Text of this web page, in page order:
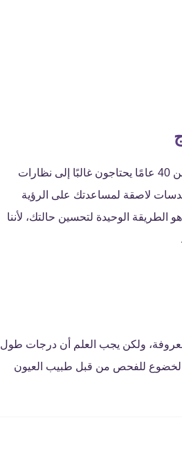
مع تقدمك في العمر، من الطبيعي أن تتغير عيناك، فالبالغون الذين تزيد أعمارهم عن 40 عامًا يحتاجون غالبًا إلى نظارات
لاصقة لمساعدتك على الرؤية
الوحيدة لتحسين حالتك، لأننا
ولكن يجب العلم أن درجات طول
الخضوع للفحص من قبل طبيب العيون